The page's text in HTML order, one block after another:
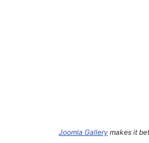
Joomla Gallery makes it